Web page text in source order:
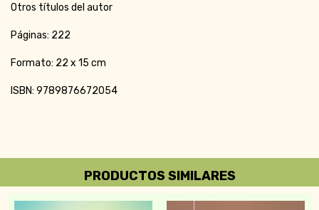
Otros títulos del autor
Páginas: 222
Formato: 22 x 15 cm
ISBN: 9789876672054
PRODUCTOS SIMILARES